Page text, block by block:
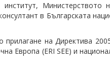
в Българската
прилагане на Директива
Европа (ERI SEE) и